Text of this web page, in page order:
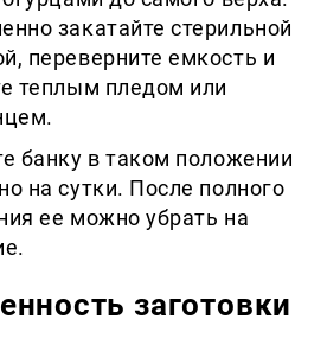
закатайте стерильной
переверните емкость и
теплым пледом или
банку в таком положении
на сутки. После полного
ее можно убрать на
заготовки